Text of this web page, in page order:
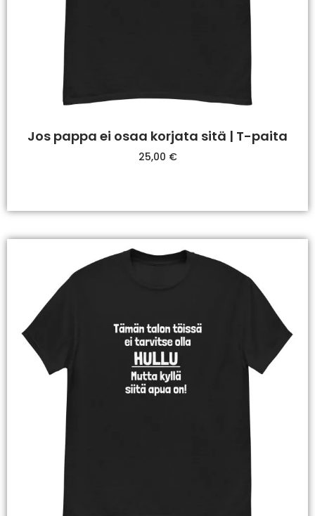
Jos pappa ei osaa korjata sitä | T-paita
25,00 €